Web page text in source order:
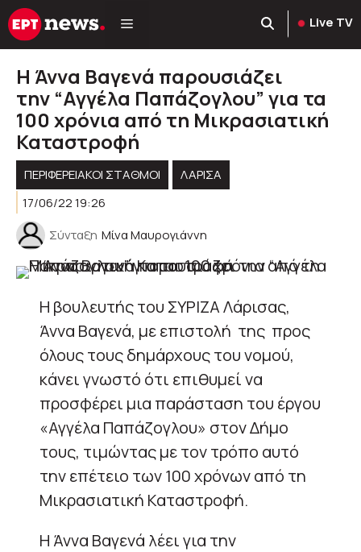
Μετάβαση
σε
Live TV
Η Άννα Βαγενά παρουσιάζει
την “Αγγέλα Παπάζογλου” για τα
100 χρόνια από τη Μικρασιατική
Καταστροφή
ΠΕΡΙΦΕΡΕΙΑΚΟΊ ΣΤΑΘΜΟΊ
ΛΑΡΙΣΑ
17/06/22 19:26
Σύνταξη Μίνα Μαυρογιάννη
Η βουλευτής του ΣΥΡΙΖΑ Λάρισας,
Άννα Βαγενά, με επιστολή της προς
όλους τους δημάρχους του νομού,
κάνει γνωστό ότι επιθυμεί να
προσφέρει μια παράσταση του έργου
«Αγγέλα Παπάζογλου» στον Δήμο
τους, τιμώντας με τον τρόπο αυτό
την επέτειο των 100 χρόνων από τη
Μικρασιατική Καταστροφή.
Η Άννα Βαγενά λέει για την